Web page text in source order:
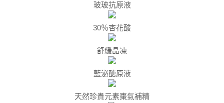
玻玻抗原液
30％杏花酸
舒緩晶凍
藍泌醣原液
天然珍貴元素棗氣補精